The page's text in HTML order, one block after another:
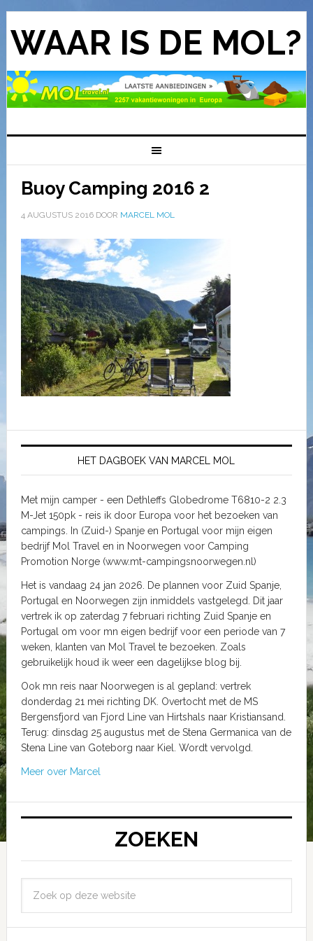
WAAR IS DE MOL?
Buoy Camping 2016 2
4 AUGUSTUS 2016DOOR MARCEL MOL
HET DAGBOEK VAN MARCEL MOL
Met mijn camper - een Dethleffs Globedrome T6810-2 2.3
M-Jet 150pk - reis ik door Europa voor het bezoeken van
campings. In (Zuid-) Spanje en Portugal voor mijn eigen
bedrijf Mol Travel en in Noorwegen voor Camping
Promotion Norge (www.mt-campingsnoorwegen.nl)
Het is vandaag 24 jan 2026. De plannen voor Zuid Spanje,
Portugal en Noorwegen zijn inmiddels vastgelegd. Dit jaar
vertrek ik op zaterdag 7 februari richting Zuid Spanje en
Portugal om voor mn eigen bedrijf voor een periode van 7
weken, klanten van Mol Travel te bezoeken. Zoals
gebruikelijk houd ik weer een dagelijkse blog bij.
Ook mn reis naar Noorwegen is al gepland: vertrek
donderdag 21 mei richting DK. Overtocht met de MS
Bergensfjord van Fjord Line van Hirtshals naar Kristiansand.
Terug: dinsdag 25 augustus met de Stena Germanica van de
Stena Line van Goteborg naar Kiel. Wordt vervolgd.
Meer over Marcel
ZOEKEN